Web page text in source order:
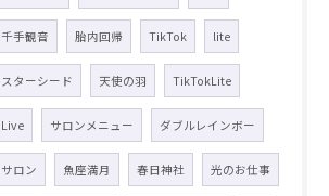
千手観音 胎内回帰 TikTok lite
スターシード 天使の羽 TikTokLite
Live サロンメニュー ダブルレインボー
サロン 魚座満月 春日神社 光のお仕事